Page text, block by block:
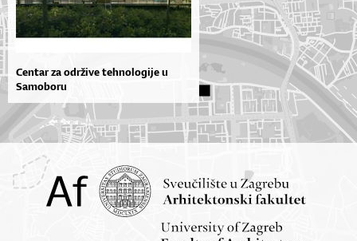
Centar za održive tehnologije u
Samoboru